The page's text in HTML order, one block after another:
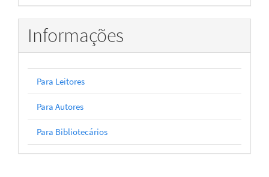
Informações
Para Leitores
Para Autores
Para Bibliotecários